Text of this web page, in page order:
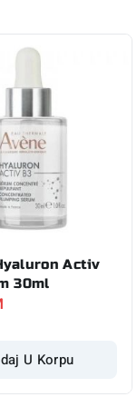
Activ
30ml
U Korpu